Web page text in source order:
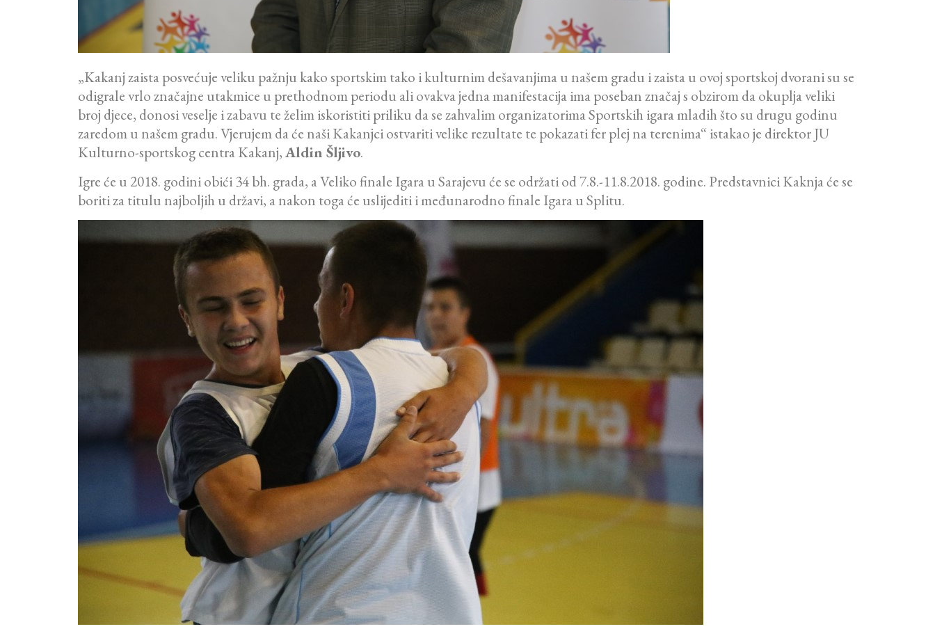
„Kakanj zaista posvećuje veliku pažnju kako sportskim tako i kulturnim dešavanjima u našem gradu i zaista u ovoj sportskoj dvorani su se
odigrale vrlo značajne utakmice u prethodnom periodu ali ovakva jedna manifestacija ima poseban značaj s obzirom da okuplja veliki
broj djece, donosi veselje i zabavu te želim iskoristiti priliku da se zahvalim organizatorima Sportskih igara mladih što su drugu godinu
zaredom u našem gradu. Vjerujem da će naši Kakanjci ostvariti velike rezultate te pokazati fer plej na terenima“ istakao je direktor JU
Kulturno-sportskog centra Kakanj,Aldin Šljivo.
Igre će u 2018. godini obići 34 bh. grada, a Veliko finale Igara u Sarajevu će se održati od 7.8.-11.8.2018. godine. Predstavnici Kaknja će se
boriti za titulu najboljih u državi, a nakon toga će uslijediti i međunarodno finale Igara u Splitu.